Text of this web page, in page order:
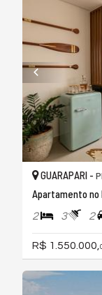
GUARAPARI -
Apartamento no
2 3 2
R$ 1.550.000,